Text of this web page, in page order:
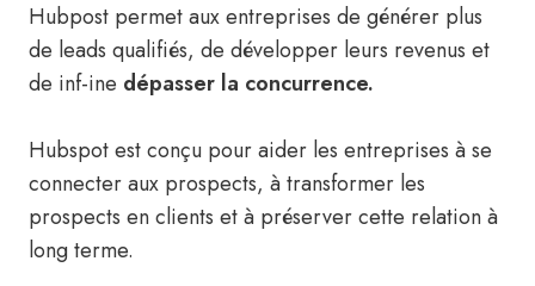
Hubpost permet aux entreprises de générer plus
de leads qualifiés, de développer leurs revenus et
de inf-ine dépasser la concurrence.
Hubspot est conçu pour aider les entreprises à se
connecter aux prospects, à transformer les
prospects en clients et à préserver cette relation à
long terme.